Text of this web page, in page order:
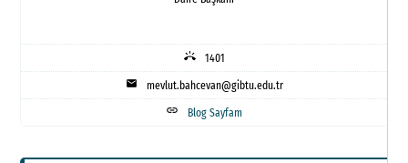
ring_volume 1401
mail mevlut.bahcevan@gibtu.edu.tr
link Blog Sayfam